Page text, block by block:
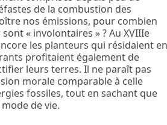
de la combustion des
nos émissions, pour combien
« involontaires » ? Au XVIIIe
les planteurs qui résidaient
profitaient également de
leurs terres. Il ne paraît pas
morale comparable à celle
fossiles, tout en sachant que
de vie.